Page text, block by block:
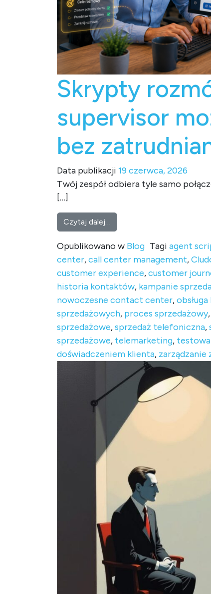
Skrypty
supervisor
bez
Data publikacji 19 czerwca, 2026
Twój zespół odbiera tyle samo
[…]
Czytaj dalej…
Opublikowano w Blog Tagi agent
center,call center management,
customer experience,customer
historia kontaktów, kampanie
nowoczesne contact center,
sprzedażowych, proces sprzedażowy,
sprzedażowe,sprzedaż telefoniczna,
sprzedażowe, telemarketing,
doświadczeniem klienta, zarządzanie